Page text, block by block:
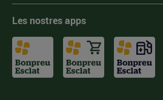
Les nostres apps